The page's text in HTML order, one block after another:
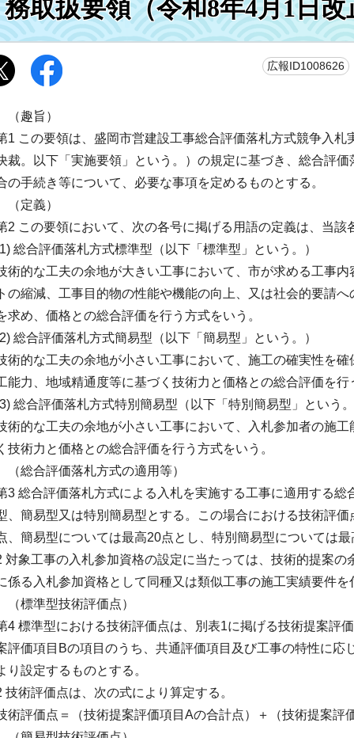
務取扱要領（令和8年4月1日改
広報ID1008626
趣旨）
1 この要領は、盛岡市営建設工事総合評価落札方式競争入札
裁。以下「実施要領」という。）の規定に基づき、総合評
の手続き等について、必要な事項を定めるものとする。
定義）
2 この要領において、次の各号に掲げる用語の定義は、当該
総合評価落札方式標準型（以下「標準型」という。）
術的な工夫の余地が大きい工事において、市が求める工事
の縮減、工事目的物の性能や機能の向上、又は社会的要請
求め、価格との総合評価を行う方式をいう。
総合評価落札方式簡易型（以下「簡易型」という。）
術的な工夫の余地が小さい工事において、施工の確実性を
能力、地域精通度等に基づく技術力と価格との総合評価を行
総合評価落札方式特別簡易型（以下「特別簡易型」という
術的な工夫の余地が小さい工事において、入札参加者の施
技術力と価格との総合評価を行う方式をいう。
総合評価落札方式の適用等）
3 総合評価落札方式による入札を実施する工事に適用する総
、簡易型又は特別簡易型とする。この場合における技術評
、簡易型については最高20点とし、特別簡易型については
対象工事の入札参加資格の設定に当たっては、技術的提案の
係る入札参加資格として同種又は類似工事の施工実績要件を
標準型技術評価点）
4 標準型における技術評価点は、別表1に掲げる技術提案評
評価項目Bの項目のうち、共通評価項目及び工事の特性に応
り設定するものとする。
技術評価点は、次の式により算定する。
術評価点＝（技術提案評価項目Aの合計点）＋（技術提案評